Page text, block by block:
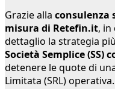
Grazie alla consulenza
misura di Retefin.it, in
dettaglio la strategia
Società Semplice (SS)
detenere le quote di
Limitata (SRL)